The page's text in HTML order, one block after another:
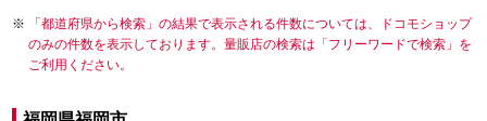
「都道府県から検索」の結果で表示される件数については、ドコモショップ
のみの件数を表示しております。量販店の検索は「フリーワードで検索」を
ご利用ください。